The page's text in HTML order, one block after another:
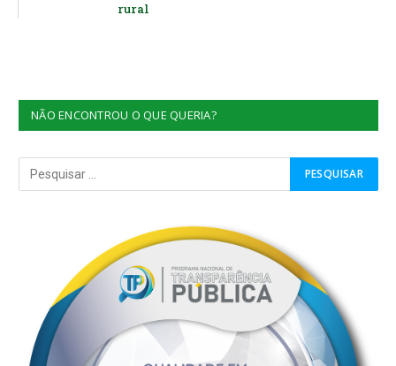
rural
NÃO ENCONTROU O QUE QUERIA?